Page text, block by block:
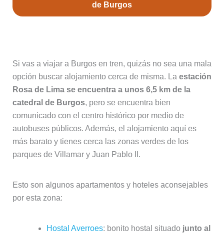
de Burgos
Si vas a viajar a Burgos en tren, quizás no sea una mala
opción buscar alojamiento cerca de misma. La estación
Rosa de Lima se encuentra a unos 6,5 km de la
catedral de Burgos, pero se encuentra bien
comunicado con el centro histórico por medio de
autobuses públicos. Además, el alojamiento aquí es
más barato y tienes cerca las zonas verdes de los
parques de Villamar y Juan Pablo II.
Esto son algunos apartamentos y hoteles aconsejables
por esta zona:
Hostal Averroes: bonito hostal situado junto al